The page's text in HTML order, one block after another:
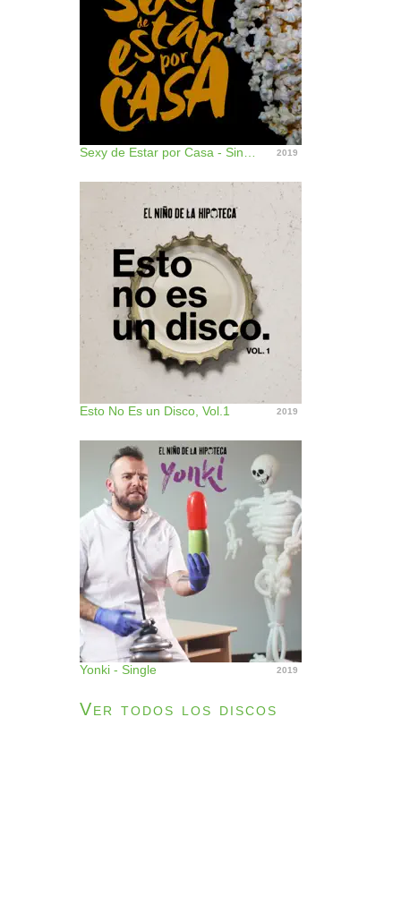
2019
Esto No Es un Disco, Vol.1 2019
Yonki - Single 2019
Ver todos los discos